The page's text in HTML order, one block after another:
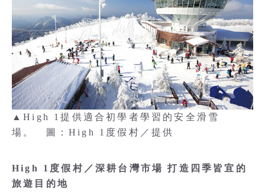
▲High 1提供適合初學者學習的安全滑雪
場。 圖：High 1度假村／提供
High 1度假村／深耕台灣市場 打造四季皆宜的
旅遊目的地